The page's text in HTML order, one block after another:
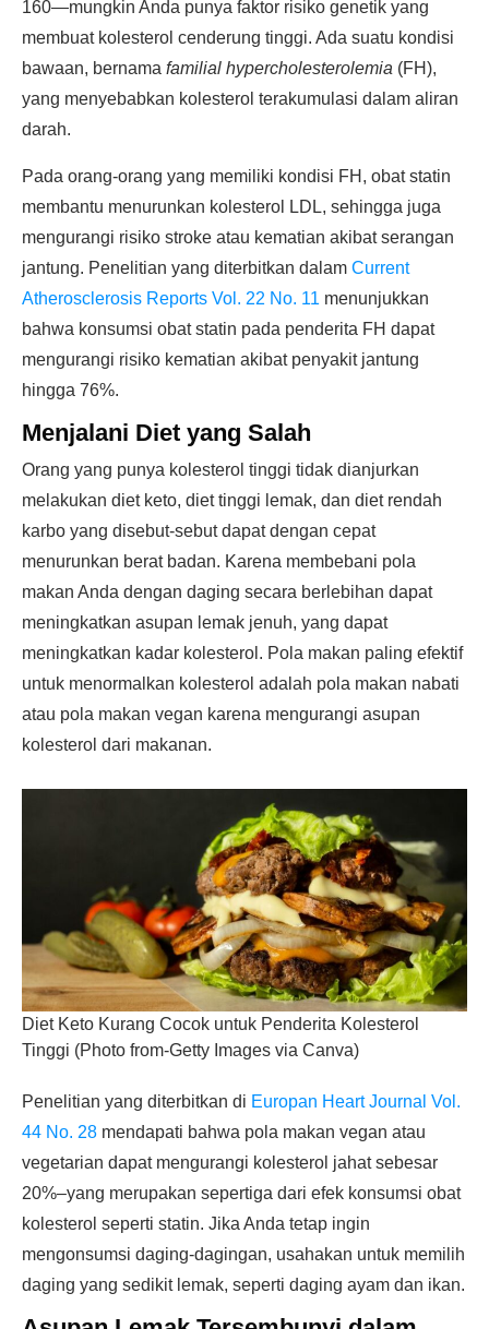
160—mungkin Anda punya faktor risiko genetik yang
membuat kolesterol cenderung tinggi. Ada suatu kondisi
bawaan, bernama familial hypercholesterolemia (FH),
yang menyebabkan kolesterol terakumulasi dalam aliran
darah.
Pada orang-orang yang memiliki kondisi FH, obat statin
membantu menurunkan kolesterol LDL, sehingga juga
mengurangi risiko stroke atau kematian akibat serangan
jantung. Penelitian yang diterbitkan dalam Current
Atherosclerosis Reports Vol. 22 No. 11 menunjukkan
bahwa konsumsi obat statin pada penderita FH dapat
mengurangi risiko kematian akibat penyakit jantung
hingga 76%.
Menjalani Diet yang Salah
Orang yang punya kolesterol tinggi tidak dianjurkan
melakukan diet keto, diet tinggi lemak, dan diet rendah
karbo yang disebut-sebut dapat dengan cepat
menurunkan berat badan. Karena membebani pola
makan Anda dengan daging secara berlebihan dapat
meningkatkan asupan lemak jenuh, yang dapat
meningkatkan kadar kolesterol. Pola makan paling efektif
untuk menormalkan kolesterol adalah pola makan nabati
atau pola makan vegan karena mengurangi asupan
kolesterol dari makanan.
Diet Keto Kurang Cocok untuk Penderita Kolesterol
Tinggi (Photo from-Getty Images via Canva)
Penelitian yang diterbitkan di Europan Heart Journal Vol.
44 No. 28 mendapati bahwa pola makan vegan atau
vegetarian dapat mengurangi kolesterol jahat sebesar
20%–yang merupakan sepertiga dari efek konsumsi obat
kolesterol seperti statin. Jika Anda tetap ingin
mengonsumsi daging-dagingan, usahakan untuk memilih
daging yang sedikit lemak, seperti daging ayam dan ikan.